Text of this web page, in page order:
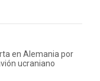
en Alemania por
ucraniano